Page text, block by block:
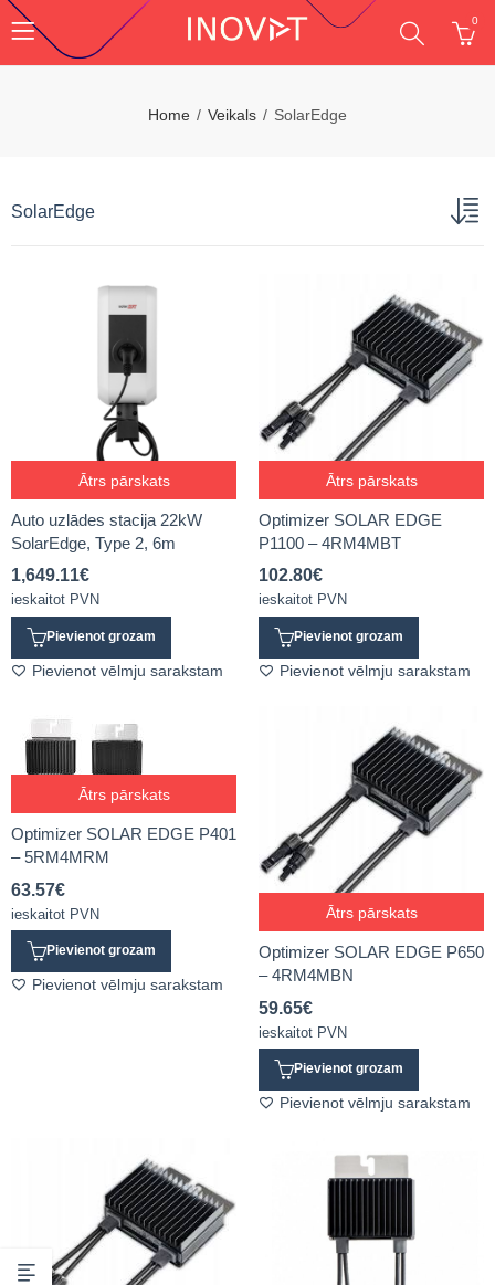
0
Home Veikals SolarEdge
SolarEdge
Ātrs pārskats
Auto uzlādes stacija 22kW
SolarEdge, Type 2, 6m
1,649.11€
ieskaitot PVN
Pievienot grozam
Pievienot vēlmju sarakstam
Ātrs pārskats
Optimizer SOLAR EDGE
P1100 – 4RM4MBT
102.80€
ieskaitot PVN
Pievienot grozam
Pievienot vēlmju sarakstam
Ātrs pārskats
Optimizer SOLAR EDGE P401
– 5RM4MRM
63.57€
ieskaitot PVN
Pievienot grozam
Pievienot vēlmju sarakstam
Ātrs pārskats
Optimizer SOLAR EDGE P650
– 4RM4MBN
59.65€
ieskaitot PVN
Pievienot grozam
Pievienot vēlmju sarakstam